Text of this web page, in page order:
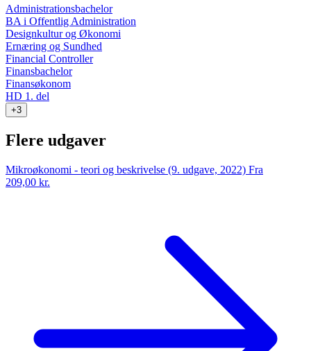
Administrationsbachelor
BA i Offentlig Administration
Designkultur og Økonomi
Ernæring og Sundhed
Financial Controller
Finansbachelor
Finansøkonom
HD 1. del
+3
Flere udgaver
Mikroøkonomi - teori og beskrivelse (9. udgave, 2022) Fra
209,00 kr.